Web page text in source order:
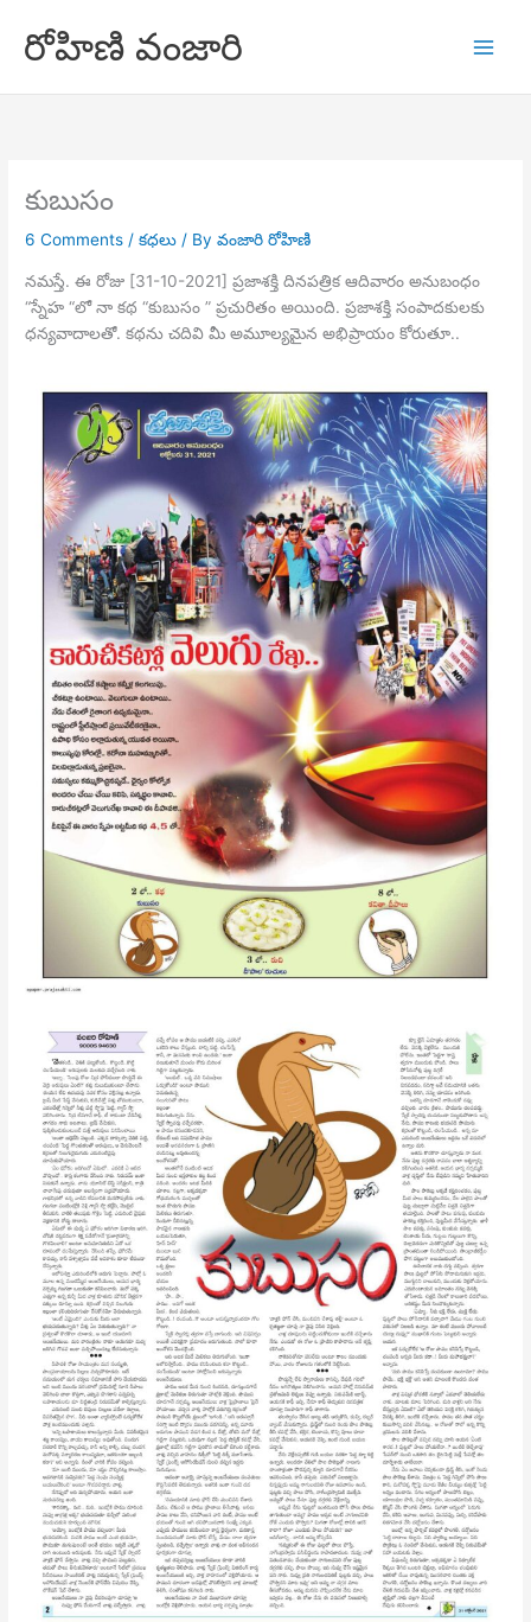
content
రోహిణి వంజారి
కుబుసం
6 Comments /కధలు / Byవంజారి రోహిణి
నమస్తే. ఈ రోజు [31-10-2021] ప్రజాశక్తి దినపత్రిక ఆదివారం అనుబంధం
“స్నేహ “లో నా కథ “కుబుసం ” ప్రచురితం అయింది. ప్రజాశక్తి సంపాదకులకు
ధన్యవాదాలతో. కథను చదివి మీ అమూల్యమైన అభిప్రాయం కోరుతూ..